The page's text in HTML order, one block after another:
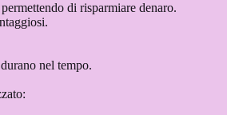
di risparmiare denaro.
nel tempo.